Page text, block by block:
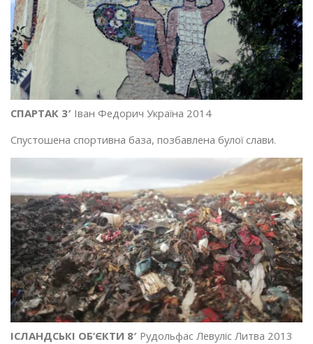
CПАРТАК 3′ Іван Федорич Україна 2014
Спустошена спортивна база, позбавлена булої слави.
ІСЛАНДСЬКІ ОБ’ЄКТИ 8′ Рудольфас Левуліс Литва 2013